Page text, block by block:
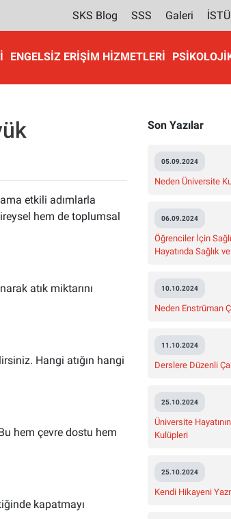
SKS Blog SSS Galeri
ENGELSIZ ERIŞIM HIZMETLERI
etkili adımlarla
hem de toplumsal
atık miktarını
Hangi atığın hangi
hem çevre dostu hem
kapatmayı
Son Yazılar
05.09.2024
Neden Üniversite
06.09.2024
Öğrenciler İçin
Hayatında Sağlık
10.10.2024
Neden Enstrüman
11.10.2024
Derslere Düzenli
25.10.2024
Üniversite
Kulüpleri
25.10.2024
Kendi Hikayeni